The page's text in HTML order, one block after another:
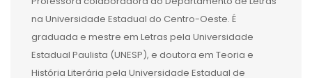
na Universidade Estadual do Centro-Oeste. É
graduada e mestre em Letras pela Universidade
Estadual Paulista (UNESP), e doutora em Teoria e
História Literária pela Universidade Estadual de